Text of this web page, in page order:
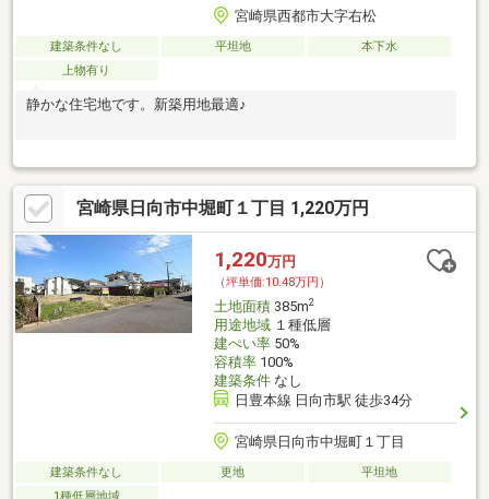
宮崎県西都市大字右松
建築条件なし 平坦地
本下水
上物有り
静かな住宅地です。新築用地最適♪
宮崎県日向市中堀町１丁目 1,220万円
1,220万円
（坪単価:10.48万円）
土地面積385m2
用途地域１種低層
建ぺい率50%
容積率100%
建築条件なし
日豊本線 日向市駅 徒歩34分
宮崎県日向市中堀町１丁目
建築条件なし 更地
平坦地